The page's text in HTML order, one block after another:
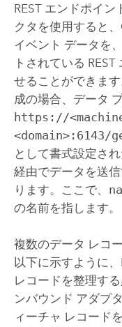
REST エンドポイ
クタを使用すると
イベント データを、
トされている
せることができま
成の場合、データ
https://
として書式設定さ
経由でデータを送
ります。ここで、
の名前を指します。
複数のデータ レコ
以下に示すように
レコードを整理す
ンバウンド アダプ
ィーチャ レコード